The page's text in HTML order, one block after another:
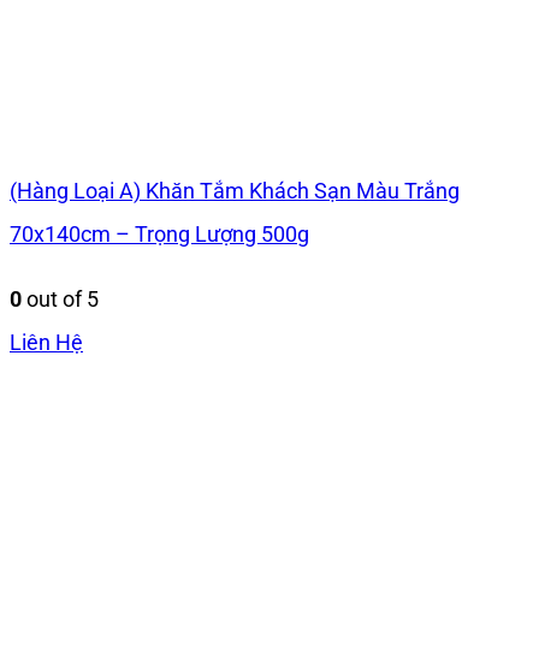
(Hàng Loại A) Khăn Tắm Khách Sạn Màu Trắng
70x140cm – Trọng Lượng 500g
0out of 5
Liên Hệ